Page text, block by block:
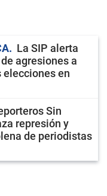
La SIP alerta
agresiones a
en
Sin
represión y
de periodistas